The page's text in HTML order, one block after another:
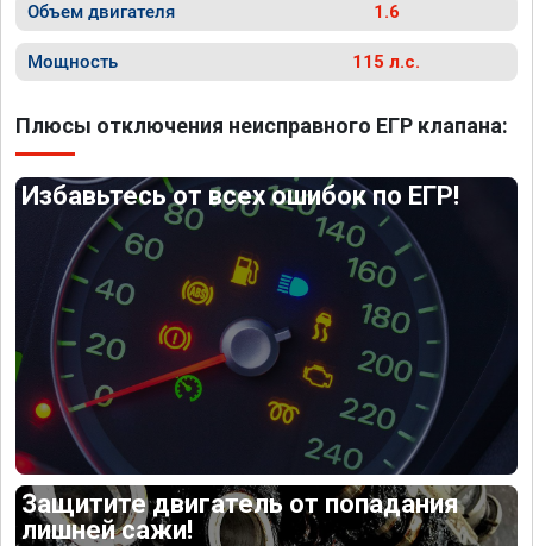
Объем двигателя 1.6
Мощность 115 л.с.
Плюсы отключения неисправного ЕГР клапана:
Избавьтесь от всех ошибок по ЕГР!
Защитите двигатель от попадания
лишней сажи!